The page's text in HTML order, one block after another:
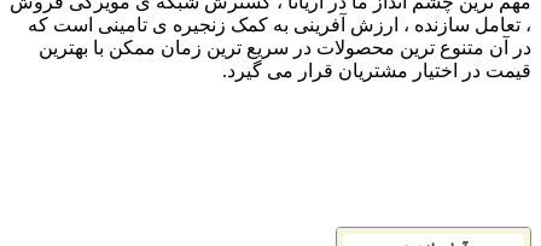
، تعامل سازنده ، ارزش آفرینی به کمک زنجیره ی تامینی است که
در آن متنوع ترین محصولات در سریع ترین زمان ممکن با بهترین
قیمت در اختیار مشتریان قرار می گیرد.